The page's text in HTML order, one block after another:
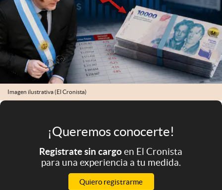
Mundial 2026
Eventos Corporativos
El Cronista Studio
Mediakit
abre en nueva pestaña
Argentina
Imagen ilustrativa (El Cronista)
¡Queremos conocerte!
Registrate sin cargoen El Cronista
para una experiencia a tu medida.
Quiero registrarme